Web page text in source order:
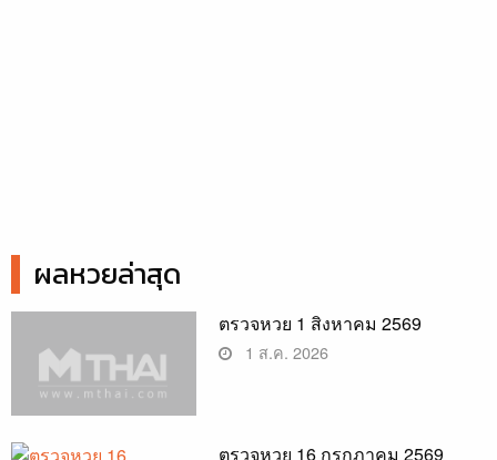
ผลหวยล่าสุด
ตรวจหวย 1 สิงหาคม 2569
1 ส.ค. 2026
ตรวจหวย 16 กรกฎาคม 2569